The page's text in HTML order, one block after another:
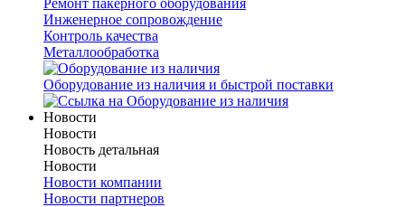
Ремонт пакерного оборудования
Инженерное сопровождение
Контроль качества
Металлообработка
Оборудование из наличия и быстрой поставки
Новости
Новости
Новость детальная
Новости
Новости компании
Новости партнеров